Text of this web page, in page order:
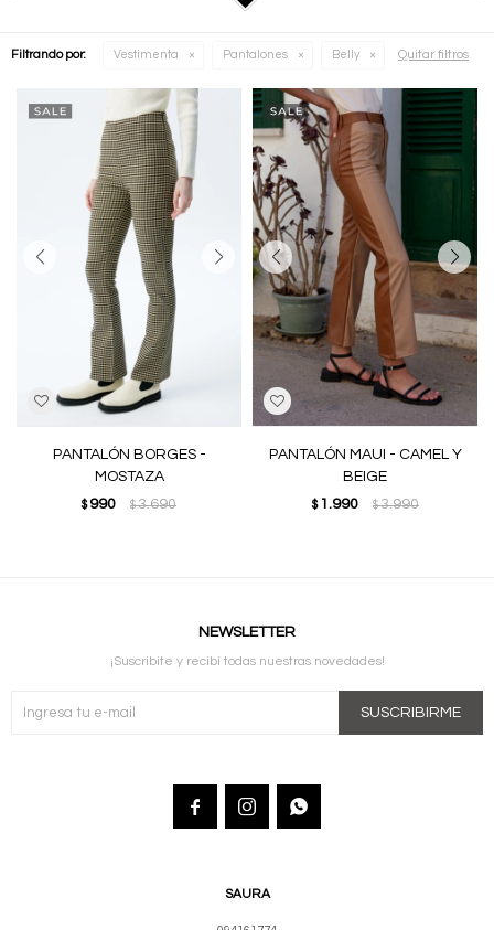
Filtrando por: Vestimenta Pantalones Belly Quitar filtros
PANTALÓN BORGES -
MOSTAZA
$ 990 $3.690
PANTALÓN MAUI - CAMEL Y
BEIGE
$ 1.990 $3.990
SAURA
NEWSLETTER
¡Suscribite y recibí todas nuestras novedades!
SUSCRIBIRME
  